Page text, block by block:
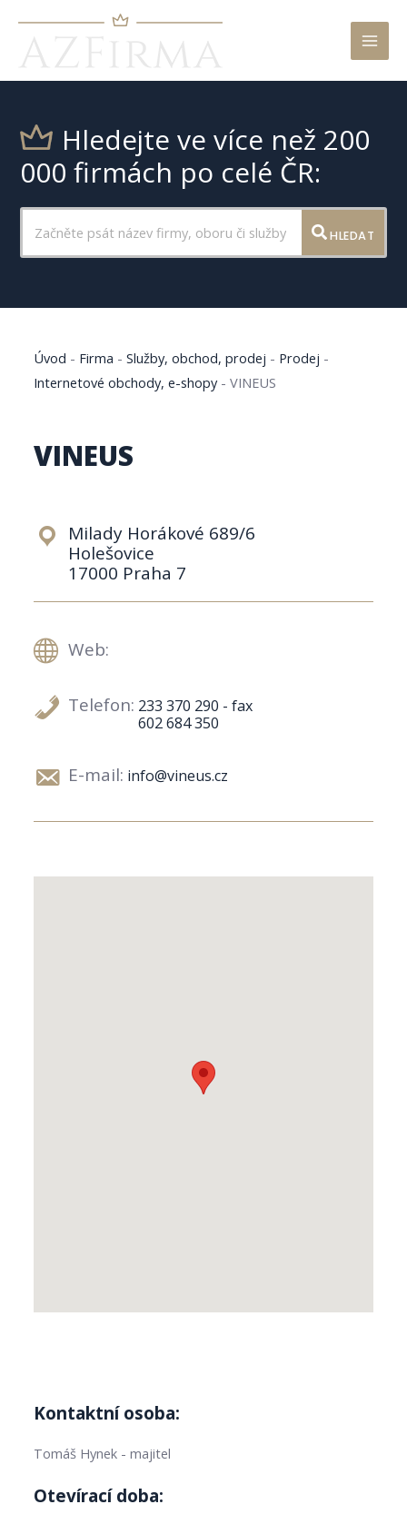
Hledejte ve více než 200
000 firmách po celé ČR:
HLEDAT
Úvod - Firma -Služby, obchod, prodej - Prodej -
Internetové obchody, e-shopy-VINEUS
VINEUS
Milady Horákové 689/6
Holešovice
17000 Praha 7
Web:
Telefon: 233 370 290 - fax
602 684 350
E-mail: info@vineus.cz
Kontaktní osoba:
Tomáš Hynek - majitel
Otevírací doba: